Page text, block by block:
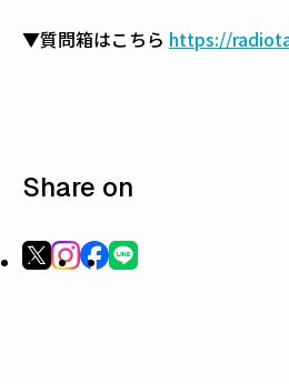
▼質問箱はこちら https://
Share on